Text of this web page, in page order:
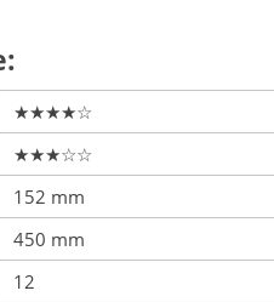
★★★☆☆
152 mm
450 mm
12